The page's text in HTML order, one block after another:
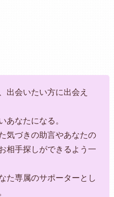
出会いたい方に出会え
あなたになる。
気づきの助言やあなたの
相手探しができるよう一
た専属のサポーターとし